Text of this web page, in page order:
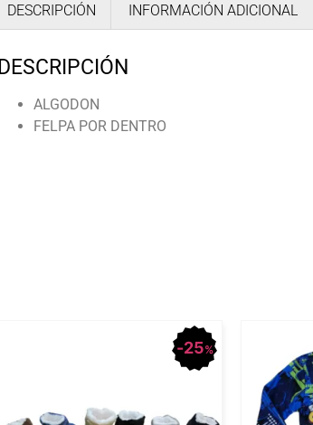
DESCRIPCIÓN INFORMACIÓN ADICIONAL
DESCRIPCIÓN
ALGODON
FELPA POR DENTRO
25%